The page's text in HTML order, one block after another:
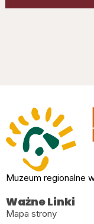
Muzeum regionalne
Ważne Linki
Mapa strony